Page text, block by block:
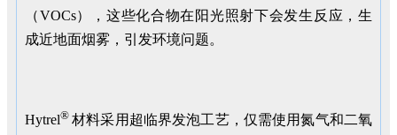
（VOCs），这些化合物在阳光照射下会发生反应，生
成近地面烟雾，引发环境问题。
Hytrel®材料采用超临界发泡工艺，仅需使用氮气和二氧